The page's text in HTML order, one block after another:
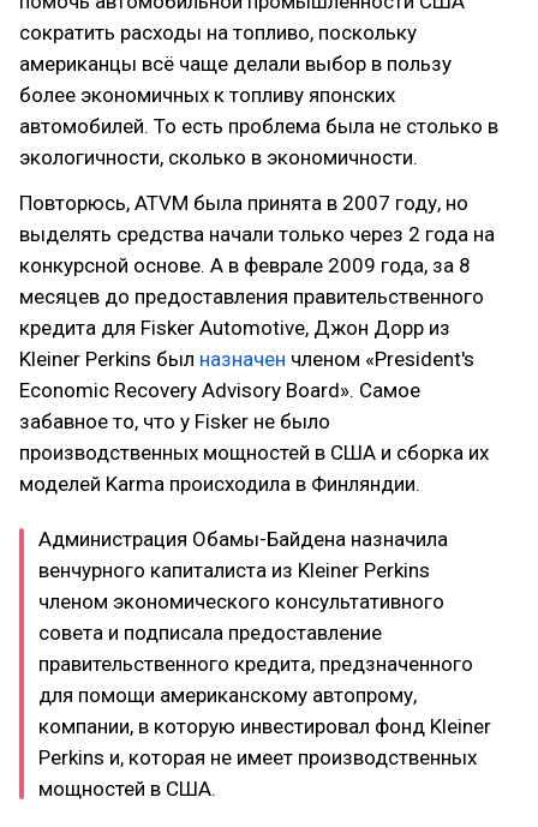
сократить расходы на топливо, поскольку
американцы всё чаще делали выбор в пользу
более экономичных к топливу японских
автомобилей. То есть проблема была не столько в
экологичности, сколько в экономичности.
Повторюсь, ATVM была принята в 2007 году, но
выделять средства начали только через 2 года на
конкурсной основе. А в феврале 2009 года, за 8
месяцев до предоставления правительственного
кредита для Fisker Automotive, Джон Дорр из
Kleiner Perkins был назначен членом «President's
Economic Recovery Advisory Board». Самое
забавное то, что у Fisker не было
производственных мощностей в США и сборка их
моделей Karma происходила в Финляндии.
Администрация Обамы-Байдена назначила
венчурного капиталиста из Kleiner Perkins
членом экономического консультативного
совета и подписала предоставление
правительственного кредита, предзначенного
для помощи американскому автопрому,
компании, в которую инвестировал фонд Kleiner
Perkins и, которая не имеет производственных
мощностей в США.